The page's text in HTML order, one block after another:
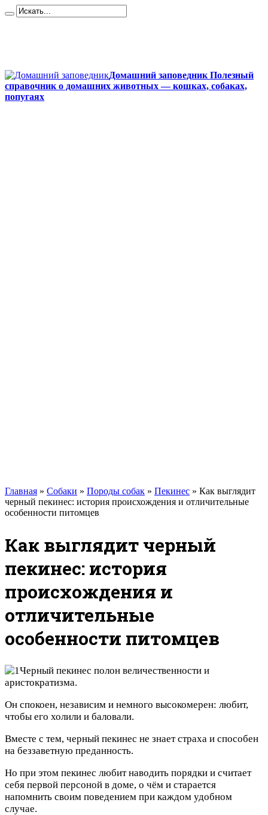
Домашний заповедник Полезный
справочник о домашних животных — кошках, собаках,
попугаях
Главная » Собаки » Породы собак » Пекинес » Как выглядит
черный пекинес: история происхождения и отличительные
особенности питомцев
Как выглядит черный
пекинес: история
происхождения и
отличительные
особенности питомцев
Черный пекинес полон величественности и
аристократизма.
Он спокоен, независим и немного высокомерен: любит,
чтобы его холили и баловали.
Вместе с тем, черный пекинес не знает страха и способен
на беззаветную преданность.
Но при этом пекинес любит наводить порядки и считает
себя первой персоной в доме, о чём и старается
напомнить своим поведением при каждом удобном
случае.